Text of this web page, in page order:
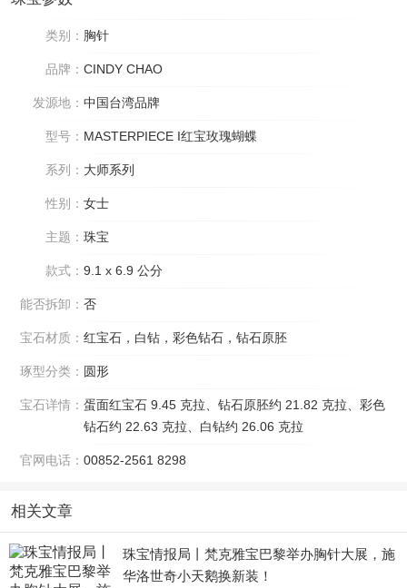
类别： 胸针
品牌： CINDY CHAO
发源地： 中国台湾品牌
型号： MASTERPIECE I红宝玫瑰蝴蝶
系列： 大师系列
性别： 女士
主题： 珠宝
款式： 9.1 x 6.9 公分
能否拆卸： 否
宝石材质： 红宝石，白钻，彩色钻石，钻石原胚
琢型分类： 圆形
宝石详情： 蛋面红宝石 9.45 克拉、钻石原胚约 21.82 克拉、彩色
钻石约 22.63 克拉、白钻约 26.06 克拉
官网电话： 00852-2561 8298
相关文章
珠宝情报局丨梵克雅宝巴黎举办胸针大展，施
华洛世奇小天鹅换新装！